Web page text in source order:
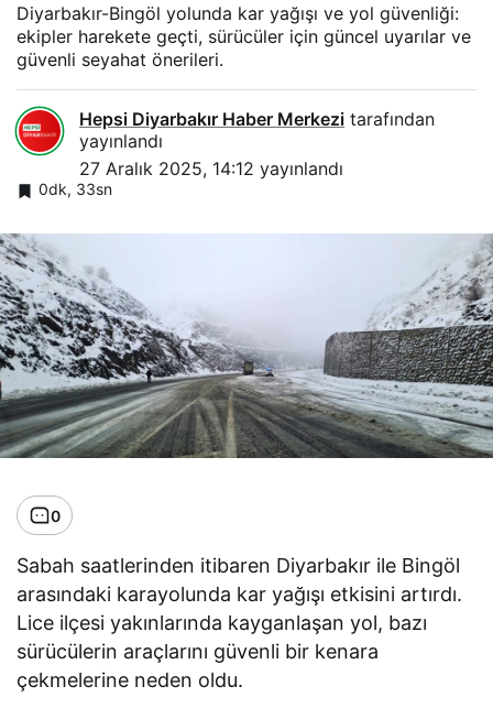
Diyarbakır-Bingöl yolunda kar yağışı ve yol güvenliği:
ekipler harekete geçti, sürücüler için güncel uyarılar ve
güvenli seyahat önerileri.
Hepsi Diyarbakır Haber Merkezi tarafından
yayınlandı
27 Aralık 2025, 14:12 yayınlandı
0dk, 33sn
0
Sabah saatlerinden itibaren Diyarbakır ile Bingöl
arasındaki karayolunda kar yağışı etkisini artırdı.
Lice ilçesi yakınlarında kayganlaşan yol, bazı
sürücülerin araçlarını güvenli bir kenara
çekmelerine neden oldu.